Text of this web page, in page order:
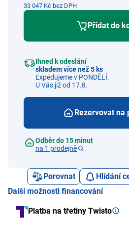
33 047 Kč bez DPH
Přidat do
Ihned k odeslání
skladem více než 5 ks
Expedujeme v PONDĚLÍ.
U Vás již od 17.8.
Rezervovat na
Odběr do 15 minut
na 1 prodejně
Porovnat
Hlídání
Další možnosti financování
Platba na třetiny Twisto